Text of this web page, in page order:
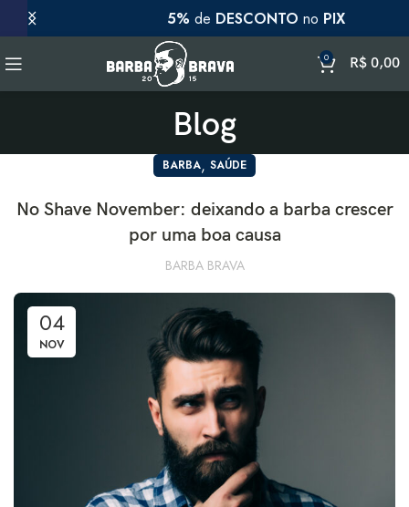
0 R$0,00
Blog
BARBA, SAÚDE
No Shave November: deixando a barba crescer
por uma boa causa
BARBA BRAVA
04
NOV
5% de DESCONTO no PIX